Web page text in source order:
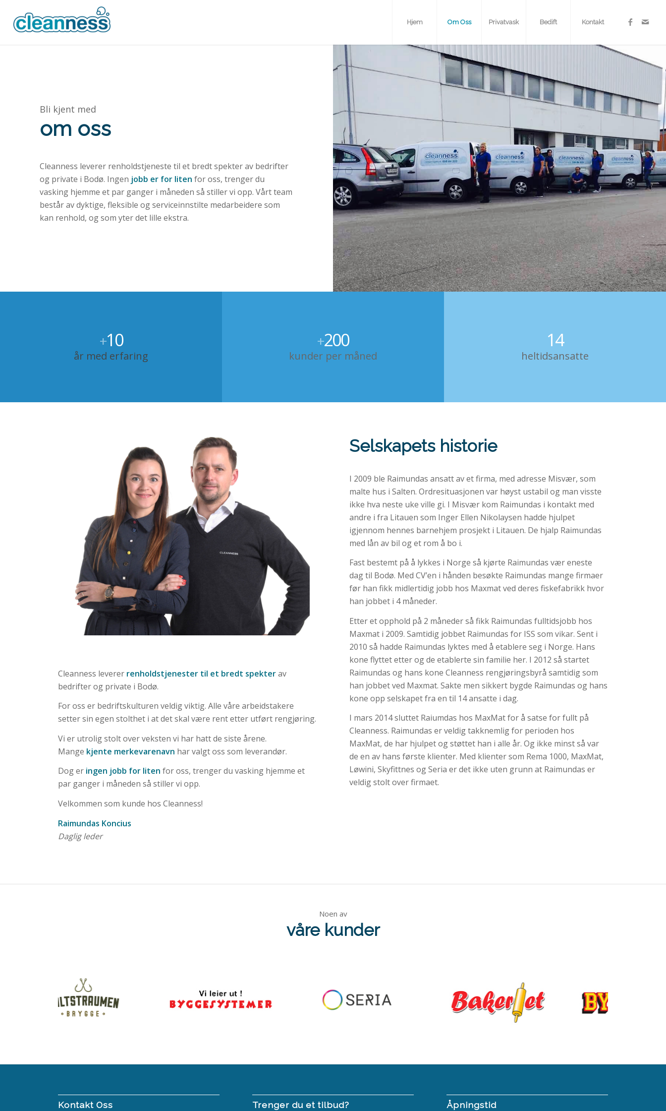
Hjem Om Oss Privatvask Bedift Kontakt
Bli kjent med
om oss
Cleanness leverer renholdstjeneste til et bredt spekter av bedrifter
og private i Bodø. Ingen jobb er for liten for oss, trenger du
vasking hjemme et par ganger i måneden så stiller vi opp. Vårt team
består av dyktige, fleksible og serviceinnstilte medarbeidere som
kan renhold, og som yter det lille ekstra.
+10
år med erfaring
+200
kunder per måned
14
heltidsansatte
Cleanness leverer renholdstjenester til et bredt spekterav
bedrifter og private i Bodø.
For oss er bedriftskulturen veldig viktig. Alle våre arbeidstakere
setter sin egen stolthet i at det skal være rent etter utført rengjøring.
Vi er utrolig stolt over veksten vi har hatt de siste årene.
Mange kjente merkevarenavn har valgt oss som leverandør.
Dog er ingen jobb for liten for oss, trenger du vasking hjemme et
par ganger i måneden så stiller vi opp.
Velkommen som kunde hos Cleanness!
Raimundas Koncius
Daglig leder
Selskapets historie
I 2009 ble Raimundas ansatt av et firma, med adresse Misvær, som
malte hus i Salten. Ordresituasjonen var høyst ustabil og man visste
ikke hva neste uke ville gi. I Misvær kom Raimundas i kontakt med
andre i fra Litauen som Inger Ellen Nikolaysen hadde hjulpet
igjennom hennes barnehjem prosjekt i Litauen. De hjalp Raimundas
med lån av bil og et rom å bo i.
Fast bestemt på å lykkes i Norge så kjørte Raimundas vær eneste
dag til Bodø. Med CV’en i hånden besøkte Raimundas mange firmaer
før han fikk midlertidig jobb hos Maxmat ved deres fiskefabrikk hvor
han jobbet i 4 måneder.
Etter et opphold på 2 måneder så fikk Raimundas fulltidsjobb hos
Maxmat i 2009. Samtidig jobbet Raimundas for ISS som vikar. Sent i
2010 så hadde Raimundas lyktes med å etablere seg i Norge. Hans
kone flyttet etter og de etablerte sin familie her. I 2012 så startet
Raimundas og hans kone Cleanness rengjøringsbyrå samtidig som
han jobbet ved Maxmat. Sakte men sikkert bygde Raimundas og hans
kone opp selskapet fra en til 14 ansatte i dag.
I mars 2014 sluttet Raiumdas hos MaxMat for å satse for fullt på
Cleanness. Raimundas er veldig takknemlig for perioden hos
MaxMat, de har hjulpet og støttet han i alle år. Og ikke minst så var
de en av hans første klienter. Med klienter som Rema 1000, MaxMat,
Løwini, Skyfittnes og Seria er det ikke uten grunn at Raimundas er
veldig stolt over firmaet.
Noen av
våre kunder
Kontakt Oss Trenger du et tilbud? Åpningstid